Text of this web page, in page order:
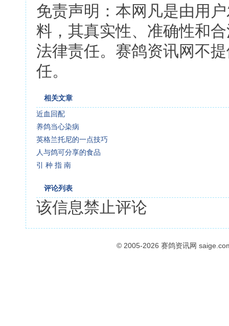
免责声明：本网凡是由用
料，其真实性、准确性和
法律责任。赛鸽资讯网不
任。
相关文章
近血回配
养鸽当心染病
英格兰托尼的一点技巧
人与鸽可分享的食品
引 种 指 南
评论列表
该信息禁止评论
© 2005-2026 赛鸽资讯网